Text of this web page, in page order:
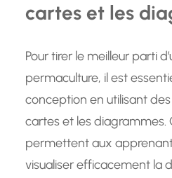
cartes et les
Pour tirer le meilleur parti
permaculture, il est
conception en utilisant
cartes et les diagrammes.
permettent aux
visualiser efficacement la